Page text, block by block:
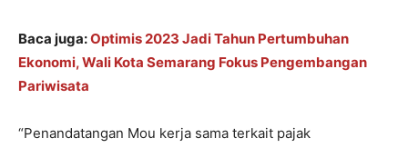
Baca juga:Optimis 2023 Jadi Tahun Pertumbuhan
Ekonomi, Wali Kota Semarang Fokus Pengembangan
Pariwisata
“Penandatangan Mou kerja sama terkait pajak